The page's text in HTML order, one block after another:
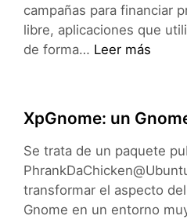
campañas para financiar
libre, aplicaciones que
de forma… GNOME
recaudar
fondos
Leer más
XpGnome: un
Se trata de un paquete
transformar el aspecto
Gnome en un entorno